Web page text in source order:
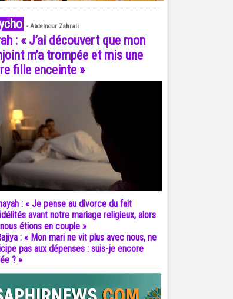
- Abdelnour Zahrali
: « J’ai découvert que mon
m’a trompée et mis une
fille enceinte »
: « Je pense au divorce du fait
avant notre mariage religieux, alors
étions en couple »
: « Mon mari ne vit plus avec nous, ne
pas aux dépenses : suis-je encore
? »